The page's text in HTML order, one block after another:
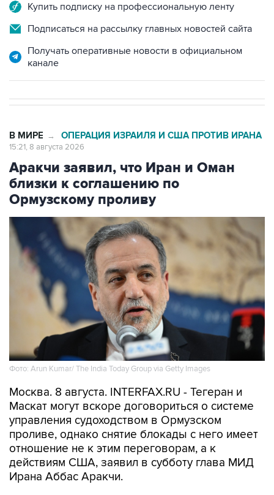
Купить подписку на профессиональную ленту
Подписаться на рассылку главных новостей сайта
Получать оперативные новости в официальном
канале
В МИРЕ → ОПЕРАЦИЯ ИЗРАИЛЯ И США ПРОТИВ ИРАНА
15:21, 8 августа 2026
Аракчи заявил, что Иран и Оман
близки к соглашению по
Ормузскому проливу
Фото: Arun Kumar/ The India Today Group via Getty Images
Москва. 8 августа. INTERFAX.RU - Тегеран и
Маскат могут вскоре договориться о системе
управления судоходством в Ормузском
проливе, однако снятие блокады с него имеет
отношение не к этим переговорам, а к
действиям США, заявил в субботу глава МИД
Ирана Аббас Аракчи.